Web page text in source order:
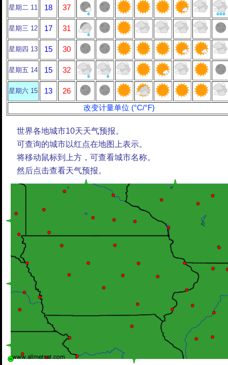
星期二 11 18 37
星期三 12 17 31
星期四 13 15 30
星期五 14 15 32
星期六 15 13 26
改变计量单位 (°C/°F)
世界各地城市10天天气预报。
可查询的城市以红点在地图上表示。
将移动鼠标到上方，可查看城市名称。
然后点击查看天气预报。